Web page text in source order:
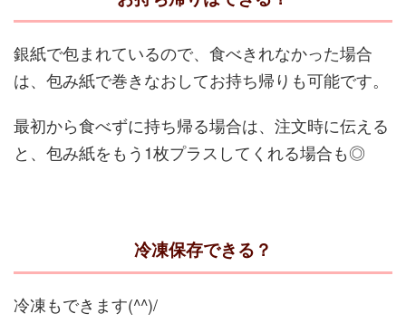
銀紙で包まれているので、食べきれなかった場合
は、包み紙で巻きなおしてお持ち帰りも可能です。
最初から食べずに持ち帰る場合は、注文時に伝える
と、包み紙をもう1枚プラスしてくれる場合も◎
冷凍保存できる？
冷凍もできます(^^)/